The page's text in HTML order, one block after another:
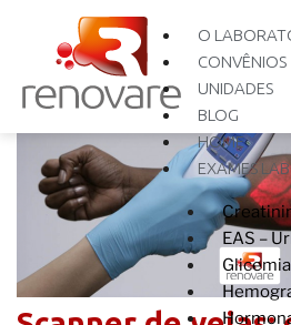
O
CONVÊNIOS
UNIDADES
BLOG
HOME
EXAMES
EAS –
Glicemia